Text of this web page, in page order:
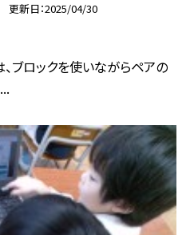
更新日 2025/04/30
、ブロックを使いながらペアの